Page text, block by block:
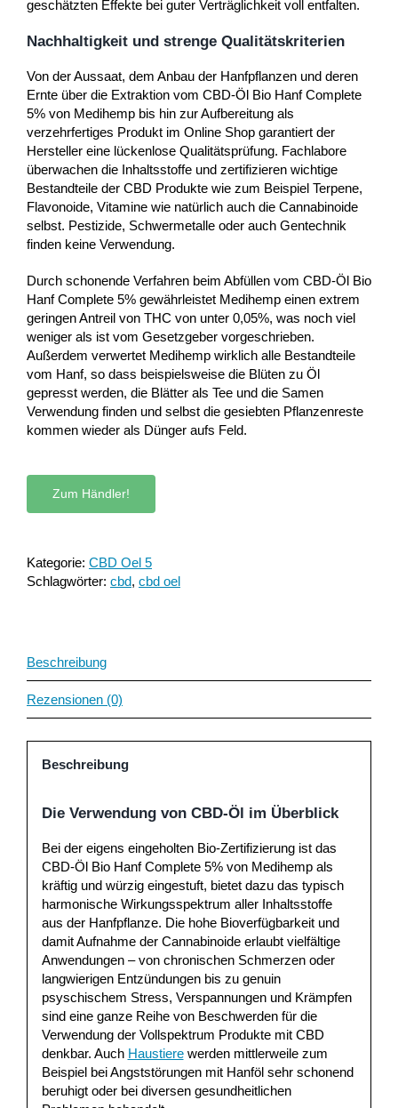
geschätzten Effekte bei guter Verträglichkeit voll entfalten.
Nachhaltigkeit und strenge Qualitätskriterien
Von der Aussaat, dem Anbau der Hanfpflanzen und deren
Ernte über die Extraktion vom CBD-Öl Bio Hanf Complete
5% von Medihemp bis hin zur Aufbereitung als
verzehrfertiges Produkt im Online Shop garantiert der
Hersteller eine lückenlose Qualitätsprüfung. Fachlabore
überwachen die Inhaltsstoffe und zertifizieren wichtige
Bestandteile der CBD Produkte wie zum Beispiel Terpene,
Flavonoide, Vitamine wie natürlich auch die Cannabinoide
selbst. Pestizide, Schwermetalle oder auch Gentechnik
finden keine Verwendung.
Durch schonende Verfahren beim Abfüllen vom CBD-Öl Bio
Hanf Complete 5% gewährleistet Medihemp einen extrem
geringen Antreil von THC von unter 0,05%, was noch viel
weniger als ist vom Gesetzgeber vorgeschrieben.
Außerdem verwertet Medihemp wirklich alle Bestandteile
vom Hanf, so dass beispielsweise die Blüten zu Öl
gepresst werden, die Blätter als Tee und die Samen
Verwendung finden und selbst die gesiebten Pflanzenreste
kommen wieder als Dünger aufs Feld.
Zum Händler!
Kategorie: CBD Oel 5
Schlagwörter: cbd, cbd oel
Beschreibung
Rezensionen (0)
Beschreibung
Die Verwendung von CBD-Öl im Überblick
Bei der eigens eingeholten Bio-Zertifizierung ist das
CBD-Öl Bio Hanf Complete 5% von Medihemp als
kräftig und würzig eingestuft, bietet dazu das typisch
harmonische Wirkungsspektrum aller Inhaltsstoffe
aus der Hanfpflanze. Die hohe Bioverfügbarkeit und
damit Aufnahme der Cannabinoide erlaubt vielfältige
Anwendungen – von chronischen Schmerzen oder
langwierigen Entzündungen bis zu genuin
psyschischem Stress, Verspannungen und Krämpfen
sind eine ganze Reihe von Beschwerden für die
Verwendung der Vollspektrum Produkte mit CBD
denkbar. Auch Haustierewerden mittlerweile zum
Beispiel bei Angststörungen mit Hanföl sehr schonend
beruhigt oder bei diversen gesundheitlichen